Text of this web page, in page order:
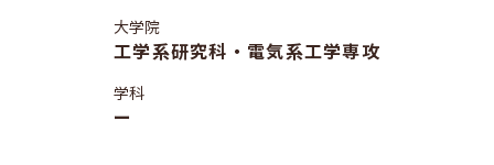
入試説明会
入試案内書 / 出願サイトでの提出が必要な書類（入試
案内書、修論/博論研究課題内容、成績集計表）
大学院
工学系研究科・電気系工学専攻
学科
ー